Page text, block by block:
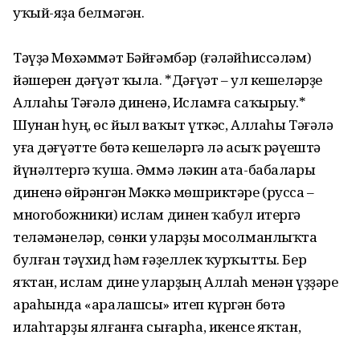
уҡый-яҙа белмәгән.
Тәүҙә Мөхәммәт Бәйғәмбәр (ғәләйһиссәләм)
йәшерен дәғүәт ҡыла. *Дәғүәт – ул кешеләрҙе
Аллаһы Тәғәлә диненә, Исламға саҡырыу.*
Шунан һуң, өс йыл ваҡыт үткәс, Аллаһы Тәғәлә
уға дәғүәтте бөтә кешеләргә лә асыҡ рәүештә
йүнәлтергә ҡуша. Әммә ләкин ата-бабалары
диненә өйрәнгән Мәккә мөшриктәре (русса –
многобожники) ислам динен ҡабул итергә
теләмәнеләр, сөнки уларҙы мосолманлыҡта
булған тәүхид һәм ғәҙеллек ҡурҡытты. Бер
яҡтан, ислам дине уларҙың Аллаһ менән үҙҙәре
араһында «аралашсы» итеп күргән бөтә
илаһтарҙы ялғанға сығарһа, икенсе яҡтан,